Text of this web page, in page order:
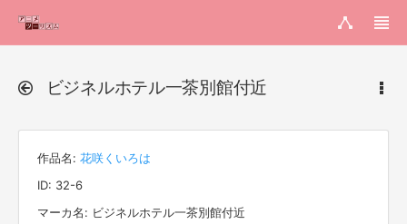
ビジネルホテル一茶別館付近
作品名: 花咲くいろは
ID: 32-6
マーカ名: ビジネルホテル一茶別館付近